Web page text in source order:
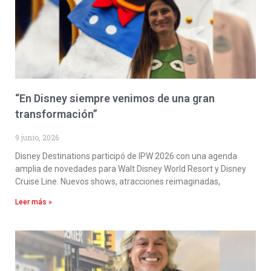
“En Disney siempre venimos de una gran
transformación”
9 junio, 2026
Disney Destinations participó de IPW 2026 con una agenda
amplia de novedades para Walt Disney World Resort y Disney
Cruise Line. Nuevos shows, atracciones reimaginadas,
Leer más »